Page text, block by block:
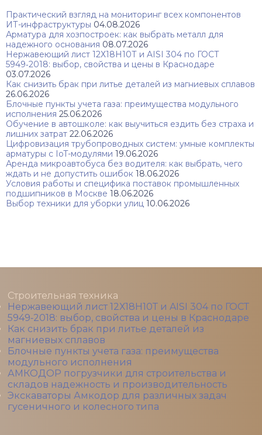
Практический взгляд на мониторинг всех компонентов
ИТ-инфраструктуры 04.08.2026
Арматура для хозпостроек: как выбрать металл для
надежного основания 08.07.2026
Нержавеющий лист 12Х18Н10Т и AISI 304 по ГОСТ
5949‑2018: выбор, свойства и цены в Краснодаре
03.07.2026
Как снизить брак при литье деталей из магниевых сплавов
26.06.2026
Блочные пункты учета газа: преимущества модульного
исполнения 25.06.2026
Обучение в автошколе: как выучиться ездить без страха и
лишних затрат 22.06.2026
Цифровизация трубопроводных систем: умные комплекты
арматуры с IoT-модулями 19.06.2026
Аренда микроавтобуса без водителя: как выбрать, чего
ждать и не допустить ошибок 18.06.2026
Условия работы и специфика поставок промышленных
подшипников в Москве 18.06.2026
Выбор техники для уборки улиц 10.06.2026
Строительная техника
Нержавеющий лист 12Х18Н10Т и AISI 304 по ГОСТ
5949‑2018: выбор, свойства и цены в Краснодаре
Как снизить брак при литье деталей из
магниевых сплавов
Блочные пункты учета газа: преимущества
модульного исполнения
АМКОДОР погрузчики для строительства и
складов надежность и производительность
Экскаваторы Амкодор для различных задач
гусеничного и колесного типа